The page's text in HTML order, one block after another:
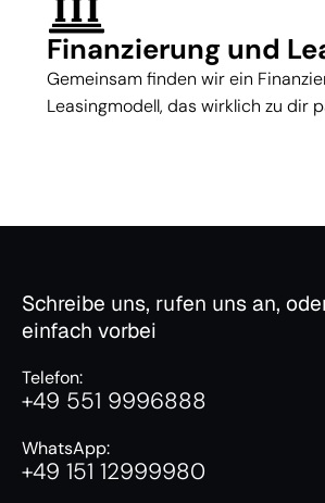
Finanzierung und
Gemeinsam finden wir ein
Leasingmodell, das wirklich zu dir
Schreibe uns, rufen uns an,
einfach vorbei
Telefon:
+49 551 9996888
WhatsApp:
+49 151 12999980